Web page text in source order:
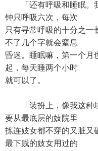
「还有呼吸和睡眠。
钟只呼吸六次，每次
只有寻常呼吸的十分之
不了几个字就会窒息
昏迷。睡眠嘛，第一个月
起，每天睡两个小时
就可以了。
「装扮上，像我这种
要从最底层的妓院里
拣连妓女都不穿的又脏又
最下贱的妓女用过的